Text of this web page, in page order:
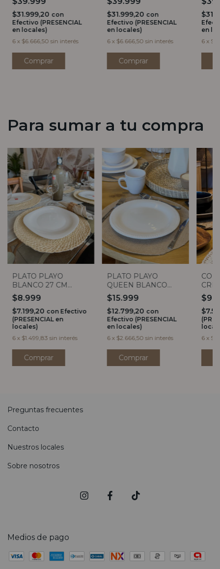
$31.999,20 con
Efectivo (PRESENCIAL
en locales)
6 x $6.666,50 sin interés
Comprar
$31.999,20 con
Efectivo (PRESENCIAL
en locales)
6 x $6.666,50 sin interés
Comprar
1,40
en
6 x
Para sumar a tu compra
PLATO PLAYO
BLANCO 27 CM
BORMIOLI ROCCO
$8.999
$7.199,20 con Efectivo
(PRESENCIAL en
locales)
6 x $1.499,83 sin interés
PLATO PLAYO
QUEEN BLANCO
27CM
$15.999
$12.799,20 con
Efectivo (PRESENCIAL
en locales)
6 x $2.666,50 sin interés
6 x
Preguntas frecuentes
Contacto
Nuestros locales
Sobre nosotros
Medios de pago